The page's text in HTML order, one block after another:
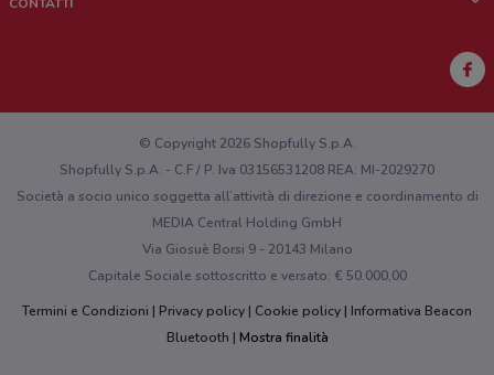
Lavora con noi
Hai un malfunzionamento sul web o sull'app?
© Copyright 2026 Shopfully S.p.A.
Shopfully S.p.A. - C.F / P. Iva 03156531208 REA: MI-2029270
Società a socio unico soggetta all’attività di direzione e coordinamento di
MEDIA Central Holding GmbH
Via Giosuè Borsi 9 - 20143 Milano
Capitale Sociale sottoscritto e versato: € 50.000,00
Termini e Condizioni
Privacy policy Cookie policy
Informativa Beacon
Bluetooth
Mostra finalità